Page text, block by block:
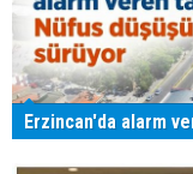
Erzincan'da alarm